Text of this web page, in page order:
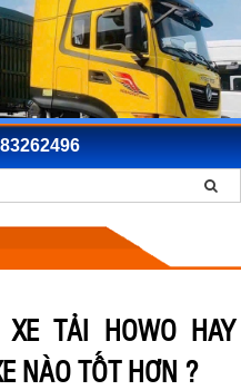
TẢI HOWO HAY
NÀO TỐT HƠN ?